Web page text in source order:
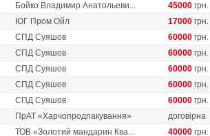
Бойко Владимир Анатольеви... 45000 грн.
ЮГ Пром Ойл 17000 грн.
СПД Суяшов 60000 грн.
СПД Суяшов 60000 грн.
СПД Суяшов 60000 грн.
СПД Суяшов 60000 грн.
СПД Суяшов 60000 грн.
ПрАТ «Харчопродпакування»
договірна
ТОВ «Золотий мандарин Ква... 40000 грн.